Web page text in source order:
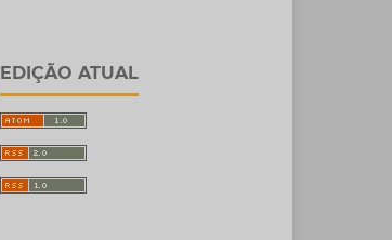
EDIÇÃO ATUAL